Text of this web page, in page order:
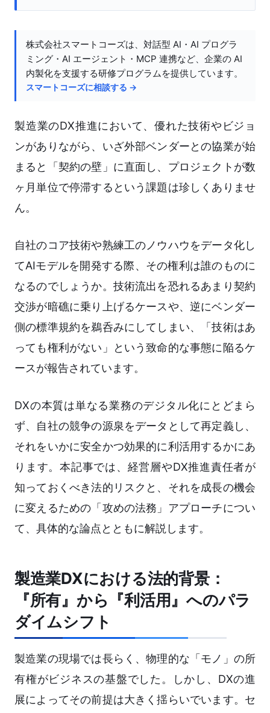
株式会社スマートコーズは、対話型 AI・AI プログラ
ミング・AI エージェント・MCP 連携など、企業の AI
内製化を支援する研修プログラムを提供しています。
スマートコーズに相談する →
製造業のDX推進において、優れた技術やビジョ
ンがありながら、いざ外部ベンダーとの協業が始
まると「契約の壁」に直面し、プロジェクトが数
ヶ月単位で停滞するという課題は珍しくありませ
ん。
自社のコア技術や熟練工のノウハウをデータ化し
てAIモデルを開発する際、その権利は誰のものに
なるのでしょうか。技術流出を恐れるあまり契約
交渉が暗礁に乗り上げるケースや、逆にベンダー
側の標準規約を鵜呑みにしてしまい、「技術はあ
っても権利がない」という致命的な事態に陥るケ
ースが報告されています。
DXの本質は単なる業務のデジタル化にとどまら
ず、自社の競争の源泉をデータとして再定義し、
それをいかに安全かつ効果的に利活用するかにあ
ります。本記事では、経営層やDX推進責任者が
知っておくべき法的リスクと、それを成長の機会
に変えるための「攻めの法務」アプローチについ
て、具体的な論点とともに解説します。
製造業DXにおける法的背景：
『所有』から『利活用』へのパラ
ダイムシフト
製造業の現場では長らく、物理的な「モノ」の所
有権がビジネスの基盤でした。しかし、DXの進
展によってその前提は大きく揺らいでいます。セ